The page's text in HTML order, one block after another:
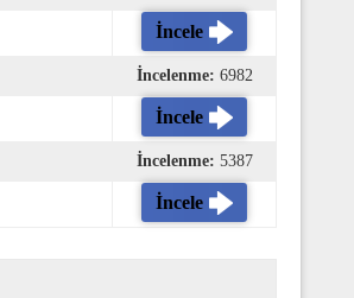
İncele
İncelenme: 6982
İncele
İncelenme: 5387
İncele